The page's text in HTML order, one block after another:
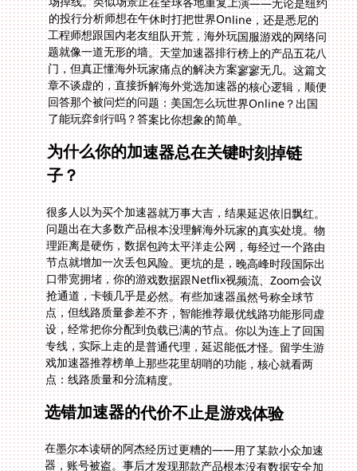
了能玩弈剑行吗？答案比你想象的简单。
为什么你的加速器总在关键时刻掉链
子？
很多人以为买个加速器就万事大吉，结果延迟依旧飘红。
问题出在大多数产品根本没理解海外玩家的真实处境。物
理距离是硬伤，数据包跨太平洋走公网，每经过一个路由
节点就增加一次丢包风险。更坑的是，晚高峰时段国际出
口带宽拥堵，你的游戏数据跟Netflix视频流、Zoom会议
抢通道，卡顿几乎是必然。有些加速器虽然号称全球节
点，但线路质量参差不齐，智能推荐最优线路功能形同虚
设，经常把你分配到负载已满的节点。你以为连上了回国
专线，实际上走的是普通代理，延迟能低才怪。留学生游
戏加速器推荐榜单上那些花里胡哨的功能，核心就看两
点：线路质量和分流精度。
选错加速器的代价不止是游戏体验
在墨尔本读研的阿杰经历过更糟的——用了某款小众加速
器，账号被盗。事后才发现那款产品根本没有数据安全加
密，账号密码明文传输。海外访问国内服务器卡顿只是表
象，背后隐藏着数据泄露风险。跨境游戏网络优化不是简
单的IP跳转，需要完整的加密隧道和专线传输。靠谱的加
速器会采用AES-256加密，确保你的游戏数据、账号信息
在跨国传输中不被截获。那些打着免费旗号的工具，往往
在你看不见的地方埋雷。国际网络加速解决方案的核心是